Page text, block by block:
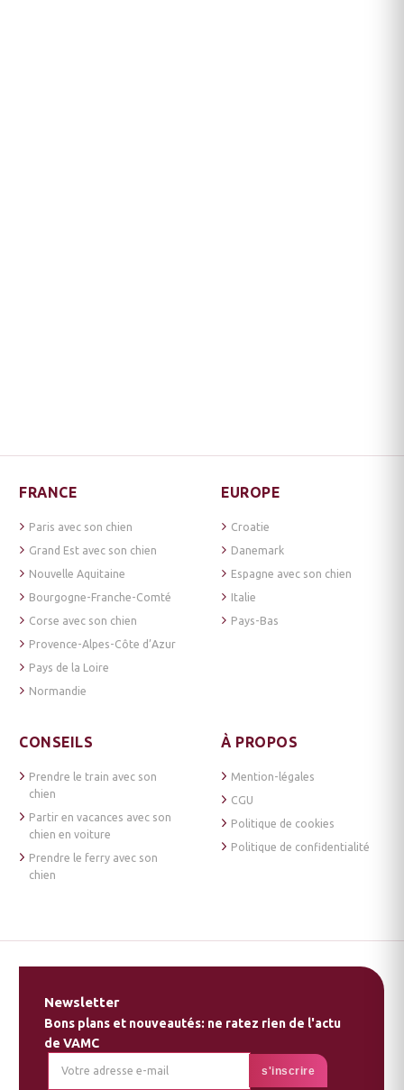
FRANCE
Paris avec son chien
Grand Est avec son chien
Nouvelle Aquitaine
Bourgogne-Franche-Comté
Corse avec son chien
Provence-Alpes-Côte d’Azur
Pays de la Loire
Normandie
EUROPE
Croatie
Danemark
Espagne avec son chien
Italie
Pays-Bas
CONSEILS
Prendre le train avec son
chien
Partir en vacances avec son
chien en voiture
Prendre le ferry avec son
chien
À PROPOS
Mention-légales
CGU
Politique de cookies
Politique de confidentialité
Newsletter
Bons plans et nouveautés: ne ratez rien de l'actu
de VAMC